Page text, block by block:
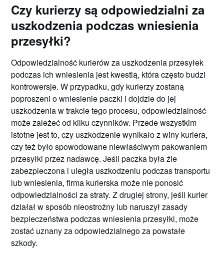
Czy kurierzy są odpowiedzialni za
uszkodzenia podczas wniesienia
przesyłki?
Odpowiedzialność kurierów za uszkodzenia przesyłek
podczas ich wniesienia jest kwestią, która często budzi
kontrowersje. W przypadku, gdy kurierzy zostaną
poproszeni o wniesienie paczki i dojdzie do jej
uszkodzenia w trakcie tego procesu, odpowiedzialność
może zależeć od kilku czynników. Przede wszystkim
istotne jest to, czy uszkodzenie wynikało z winy kuriera,
czy też było spowodowane niewłaściwym pakowaniem
przesyłki przez nadawcę. Jeśli paczka była źle
zabezpieczona i uległa uszkodzeniu podczas transportu
lub wniesienia, firma kurierska może nie ponosić
odpowiedzialności za straty. Z drugiej strony, jeśli kurier
działał w sposób nieostrożny lub naruszył zasady
bezpieczeństwa podczas wniesienia przesyłki, może
zostać uznany za odpowiedzialnego za powstałe
szkody.